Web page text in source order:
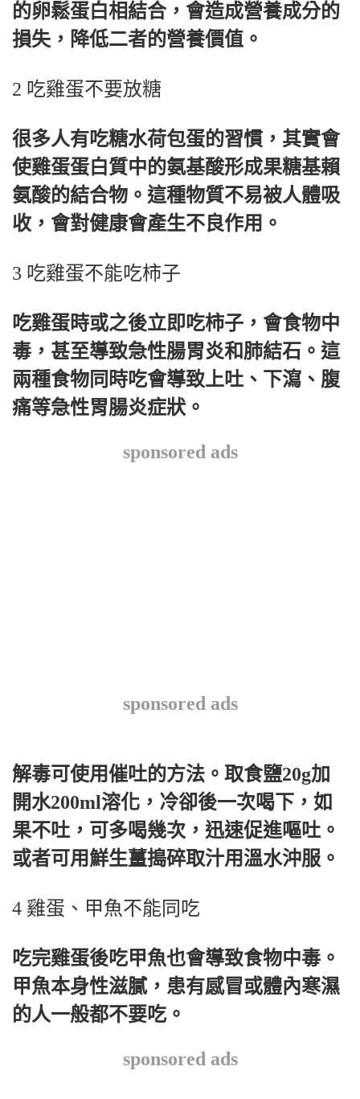
的卵鬆蛋白相結合，會造成營養成分的
損失，降低二者的營養價值。
2 吃雞蛋不要放糖
很多人有吃糖水荷包蛋的習慣，其實會
使雞蛋蛋白質中的氨基酸形成果糖基賴
氨酸的結合物。這種物質不易被人體吸
收，會對健康會產生不良作用。
3 吃雞蛋不能吃柿子
吃雞蛋時或之後立即吃柿子，會食物中
毒，甚至導致急性腸胃炎和肺結石。這
兩種食物同時吃會導致上吐、下瀉、腹
痛等急性胃腸炎症狀。
sponsored ads
sponsored ads
解毒可使用催吐的方法。取食鹽20g加
開水200ml溶化，冷卻後一次喝下，如
果不吐，可多喝幾次，迅速促進嘔吐。
或者可用鮮生薑搗碎取汁用溫水沖服。
4 雞蛋、甲魚不能同吃
吃完雞蛋後吃甲魚也會導致食物中毒。
甲魚本身性滋膩，患有感冒或體內寒濕
的人一般都不要吃。
sponsored ads